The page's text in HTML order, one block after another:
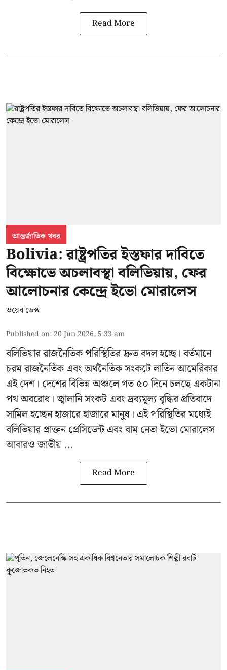
Read More
আন্তর্জাতিক খবর
Bolivia: রাষ্ট্রপতির ইস্তফার দাবিতে
বিক্ষোভে অচলাবস্থা বলিভিয়ায়, ফের
আলোচনার কেন্দ্রে ইভো মোরালেস
ওয়েব ডেস্ক
Published on: 20 Jun 2026, 5:33 am
বলিভিয়ার রাজনৈতিক পরিস্থিতির দ্রুত বদল হচ্ছে। বর্তমানে
চরম রাজনৈতিক এবং অর্থনৈতিক সংকটে লাতিন আমেরিকার
এই দেশ। দেশের বিভিন্ন অঞ্চলে গত ৫০ দিনে চলছে একটানা
পথ অবরোধ। জ্বালানি সংকট এবং দ্রব্যমূল্য বৃদ্ধির প্রতিবাদে
সামিল হচ্ছেন হাজারে হাজারে মানুষ। এই পরিস্থিতির মধ্যেই
বলিভিয়ার প্রাক্তন প্রেসিডেন্ট এবং বাম নেতাইভো মোরালেস
আবারও জাতীয় ...
Read More